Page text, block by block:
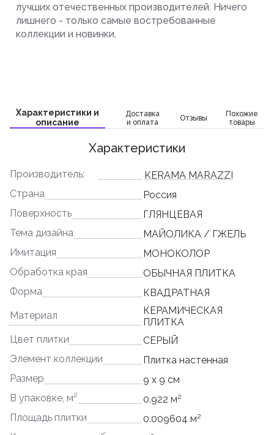
лучших отечественных производителей. Ничего
лишнего - только самые востребованные
коллекции и новинки.
Характеристики и
описание
Доставка
и оплата
Отзывы
Похожие
товары
Характеристики
Производитель:
KERAMA MARAZZI
Страна
Россия
Поверхность
ГЛЯНЦЕВАЯ
Тема дизайна
МАЙОЛИКА / ГЖЕЛЬ
Имитация
МОНОКОЛОР
Обработка края
ОБЫЧНАЯ ПЛИТКА
Форма
КВАДРАТНАЯ
Материал
КЕРАМИЧЕСКАЯ
ПЛИТКА
Цвет плитки
СЕРЫЙ
Элемент коллекции
Плитка настенная
Размер
9 x 9 см
В упаковке, м2 0.922 м2
Площадь плитки 0.009604 м2